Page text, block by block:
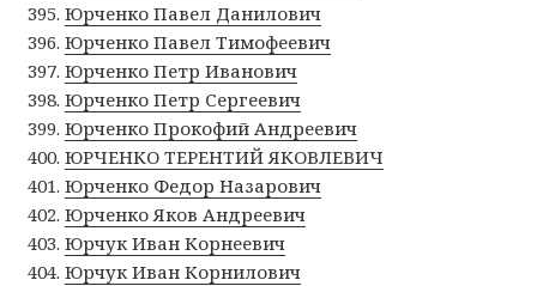
Юрченко Павел Данилович
Юрченко Павел Тимофеевич
Юрченко Петр Иванович
Юрченко Петр Сергеевич
Юрченко Прокофий Андреевич
ЮРЧЕНКО ТЕРЕНТИЙ ЯКОВЛЕВИЧ
Юрченко Федор Назарович
Юрченко Яков Андреевич
Юрчук Иван Корнеевич
Юрчук Иван Корнилович